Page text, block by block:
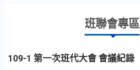
班聯會專區
109-1 第一次班代大會 會議紀錄